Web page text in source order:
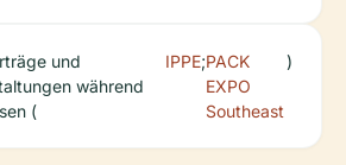
und
während
(
IPPE;PACK
EXPO
Southeast
)